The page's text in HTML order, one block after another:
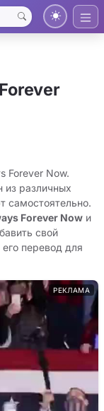
Forever Now.
из различных
самостоятельно.
Forever Now и
свой
перевод для
РЕКЛАМА